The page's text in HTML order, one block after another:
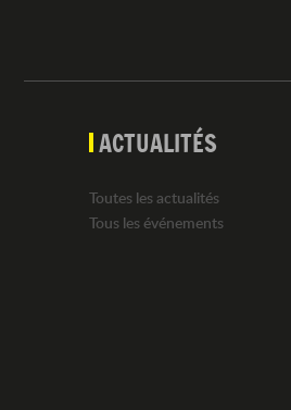
ACTUALITÉS
Toutes les actualités
Tous les événements